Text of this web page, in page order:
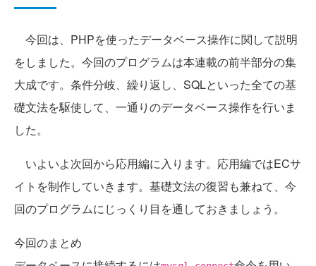
今回は、PHPを使ったデータベース操作に関して説明
をしました。今回のプログラムは本連載の前半部分の集
大成です。条件分岐、繰り返し、SQLといった全ての基
礎文法を駆使して、一通りのデータベース操作を行いま
した。
いよいよ次回から応用編に入ります。応用編ではECサ
イトを制作していきます。基礎文法の復習も兼ねて、今
回のプログラムにじっくり目を通しておきましょう。
今回のまとめ